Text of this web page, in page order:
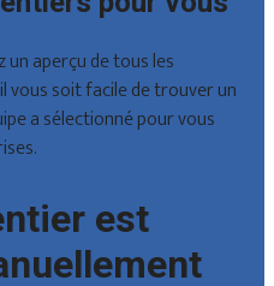
aperçu de tous les
vous soit facile de trouver un
a sélectionné pour vous
est